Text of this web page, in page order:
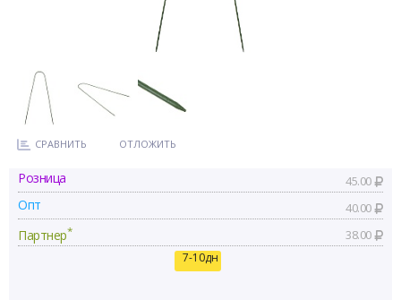
СРАВНИТЬ ОТЛОЖИТЬ
Розница 45.00
Опт 40.00
Партнер* 38.00
7-10дн